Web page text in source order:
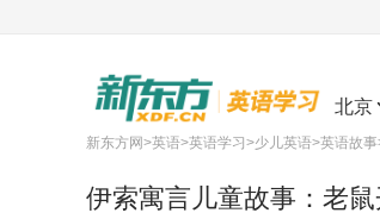
北京
新东方网>英语>英语学习 >少儿英语>英语故事
伊索寓言儿童故事：老